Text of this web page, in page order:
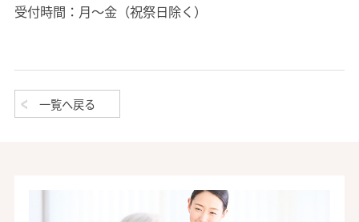
受付時間：月～金（祝祭日除く）
一覧へ戻る